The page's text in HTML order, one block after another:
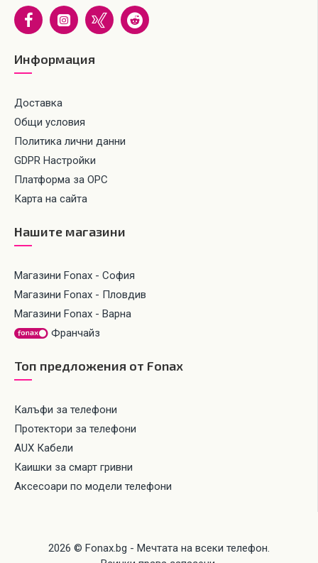
Информация
Доставка
Общи условия
Политика лични данни
GDPR Настройки
Платформа за ОРС
Карта на сайта
Нашите магазини
Магазини Fonax - София
Магазини Fonax - Пловдив
Магазини Fonax - Варна
Франчайз
Топ предложения от Fonax
Калъфи за телефони
Протектори за телефони
AUX Кабели
Каишки за смарт гривни
Аксесоари по модели телефони
2026 © Fonax.bg - Мечтата на всеки телефон.